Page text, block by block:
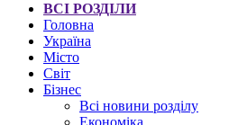
ВСІ РОЗДІЛИ
Головна
Україна
Місто
Світ
Бізнес
Всі новини розділу
Економіка